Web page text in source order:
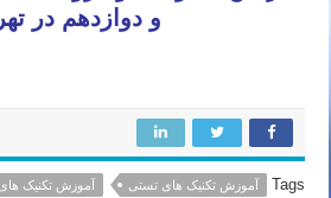
و دوازدهم در
Tags آموزش تکنیک های تستی آموزش تکنیک